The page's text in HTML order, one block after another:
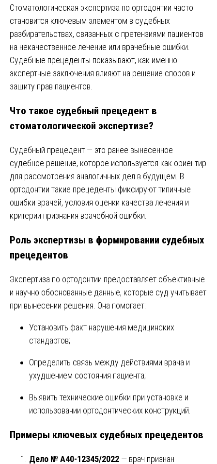
Стоматологическая экспертиза по ортодонтии часто
становится ключевым элементом в судебных
разбирательствах, связанных с претензиями пациентов
на некачественное лечение или врачебные ошибки.
Судебные прецеденты показывают, как именно
экспертные заключения влияют на решение споров и
защиту прав пациентов.
Что такое судебный прецедент в
стоматологической экспертизе?
Судебный прецедент — это ранее вынесенное
судебное решение, которое используется как ориентир
для рассмотрения аналогичных дел в будущем. В
ортодонтии такие прецеденты фиксируют типичные
ошибки врачей, условия оценки качества лечения и
критерии признания врачебной ошибки.
Роль экспертизы в формировании судебных
прецедентов
Экспертиза по ортодонтии предоставляет объективные
и научно обоснованные данные, которые суд учитывает
при вынесении решения. Она помогает:
Установить факт нарушения медицинских
стандартов;
Определить связь между действиями врача и
ухудшением состояния пациента;
Выявить технические ошибки при установке и
использовании ортодонтических конструкций.
Примеры ключевых судебных прецедентов
Дело № А40-12345/2022 — врач признан